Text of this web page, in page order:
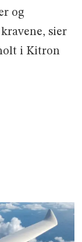
og
sier
i Kitron